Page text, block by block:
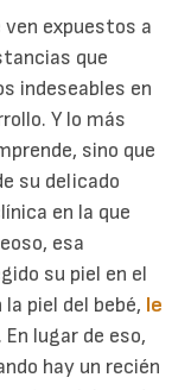
ven expuestos a
que
indeseables en
Y lo más
sino que
su delicado
en la que
esa
su piel en el
piel del bebé, le
. En lugar de eso,
hay un recién